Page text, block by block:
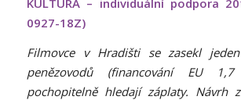
KULTURA – individuální podpora
0927-18Z)
Filmovce v Hradišti se zasekl
penězovodů (financování EU
pochopitelně hledají záplaty. Návrh